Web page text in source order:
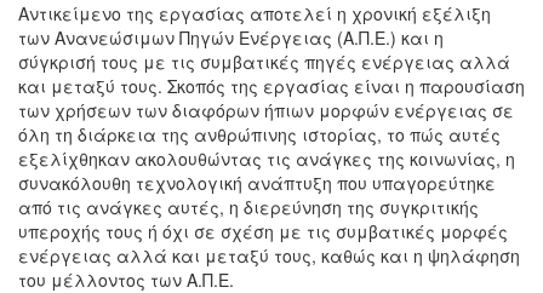
Αντικείμενο της εργασίας αποτελεί η χρονική εξέλιξη
των Ανανεώσιμων Πηγών Ενέργειας (Α.Π.Ε.) και η
σύγκρισή τους με τις συμβατικές πηγές ενέργειας αλλά
και μεταξύ τους. Σκοπός της εργασίας είναι η παρουσίαση
των χρήσεων των διαφόρων ήπιων μορφών ενέργειας σε
όλη τη διάρκεια της ανθρώπινης ιστορίας, το πώς αυτές
εξελίχθηκαν ακολουθώντας τις ανάγκες της κοινωνίας, η
συνακόλουθη τεχνολογική ανάπτυξη που υπαγορεύτηκε
από τις ανάγκες αυτές, η διερεύνηση της συγκριτικής
υπεροχής τους ή όχι σε σχέση με τις συμβατικές μορφές
ενέργειας αλλά και μεταξύ τους, καθώς και η ψηλάφηση
του μέλλοντος των Α.Π.Ε.